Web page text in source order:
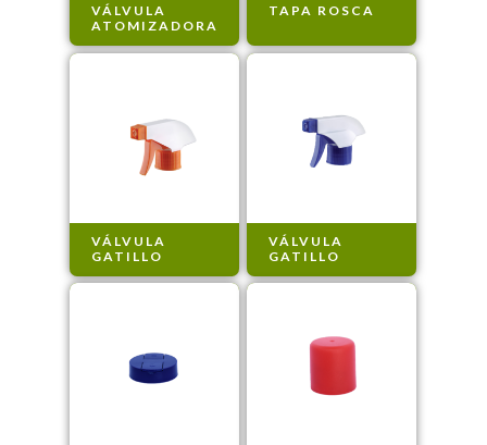
VÁLVULA
ATOMIZADORA
TAPA ROSCA
VÁLVULA
GATILLO
VÁLVULA
GATILLO